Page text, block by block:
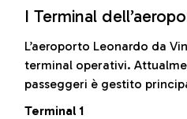
I Terminal
L’aeroporto Leonardo da
terminal operativi.
passeggeri è gestito
Terminal 1